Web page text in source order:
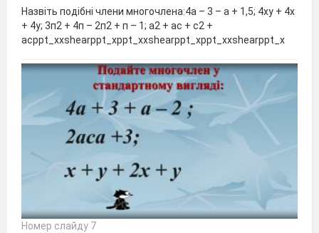
Назвіть подібні члени многочлена:4а – 3 – а + 1,5; 4ху + 4х
+ 4у; 3п2 + 4п – 2п2 + п – 1; а2 + ас + с2 +
асppt_xxshearppt_xppt_xxshearppt_xppt_xxshearppt_x
Номер слайду 7